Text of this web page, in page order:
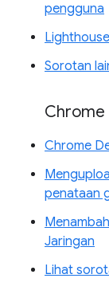
pengguna
Sorotan
Chrome
Chrome
penataan
Jaringan
Lihat